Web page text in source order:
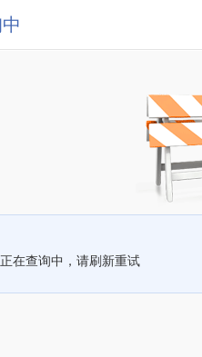
正在查询中，请刷新重试